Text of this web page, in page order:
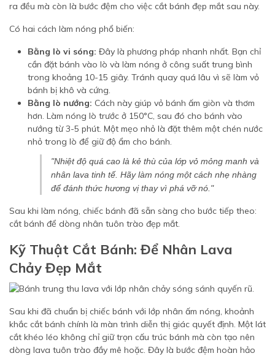
ra đều mà còn là bước đệm cho việc cắt bánh đẹp mắt sau này.
Có hai cách làm nóng phổ biến:
Bằng lò vi sóng: Đây là phương pháp nhanh nhất. Bạn chỉ
cần đặt bánh vào lò và làm nóng ở công suất trung bình
trong khoảng 10-15 giây. Tránh quay quá lâu vì sẽ làm vỏ
bánh bị khô và cứng.
Bằng lò nướng: Cách này giúp vỏ bánh ấm giòn và thơm
hơn. Làm nóng lò trước ở 150°C, sau đó cho bánh vào
nướng từ 3-5 phút. Một mẹo nhỏ là đặt thêm một chén nước
nhỏ trong lò để giữ độ ẩm cho bánh.
"Nhiệt độ quá cao là kẻ thù của lớp vỏ mỏng manh và
nhân lava tinh tế. Hãy làm nóng một cách nhẹ nhàng
để đánh thức hương vị thay vì phá vỡ nó."
Sau khi làm nóng, chiếc bánh đã sẵn sàng cho bước tiếp theo:
cắt bánh để dòng nhân tuôn trào đẹp mắt.
Kỹ Thuật Cắt Bánh: Để Nhân Lava
Chảy Đẹp Mắt
Sau khi đã chuẩn bị chiếc bánh với lớp nhân ấm nóng, khoảnh
khắc cắt bánh chính là màn trình diễn thị giác quyết định. Một lát
cắt khéo léo không chỉ giữ trọn cấu trúc bánh mà còn tạo nên
dòng lava tuôn trào đầy mê hoặc. Đây là bước đệm hoàn hảo